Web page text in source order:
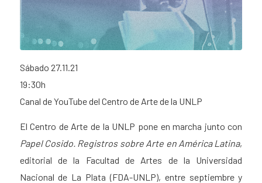
Sábado 27.11.21
19:30h
Canal de YouTube del Centro de Arte de la UNLP
El Centro de Arte de la UNLP pone en marcha junto con
Papel Cosido. Registros sobre Arte en América Latina,
editorial de la Facultad de Artes de la Universidad
Nacional de La Plata (FDA-UNLP), entre septiembre y